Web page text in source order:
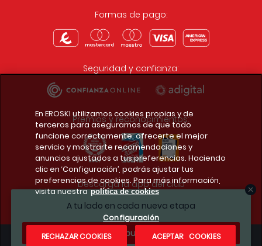
A tu lado en cada nueva etapa
¿Te apuntas?
Formas de pago:
Seguridad y confianza:
Premios y reconocimientos:
Descarga la app del club
En EROSKI utilizamos cookies propias y de
terceros para asegurarnos de que todo
funcione correctamente, ofrecerte el mejor
servicio y mostrarte recomendaciones y
anuncios ajustados a tus preferencias. Haciendo
clic en ‘Configuración’, podrás ajustar tus
preferencias de cookies. Para más información,
visita nuestra política de cookies
Configuración
RECHAZAR COOKIES
ACEPTAR COOKIES